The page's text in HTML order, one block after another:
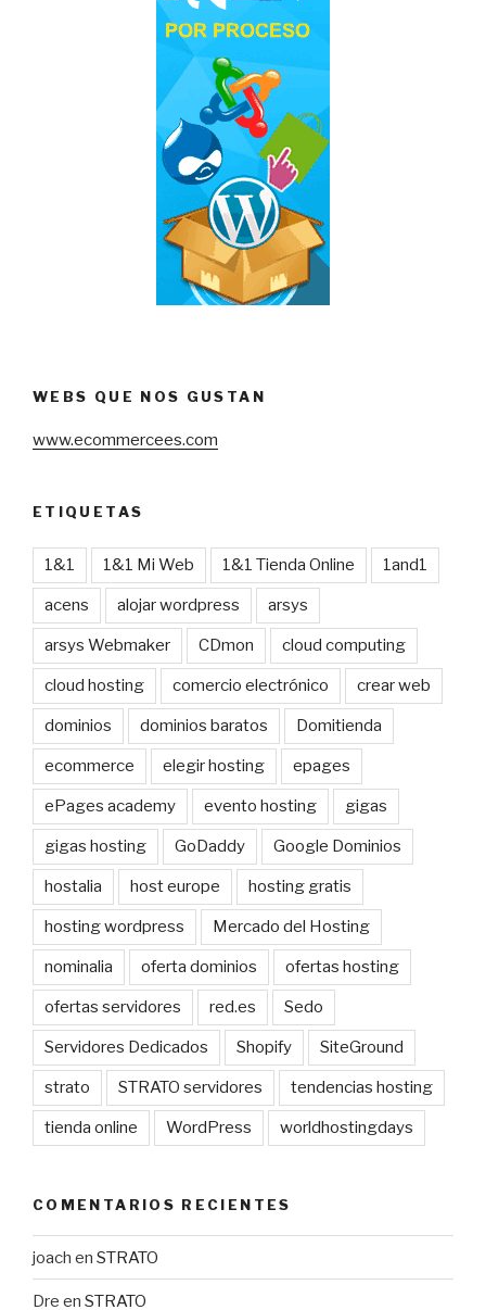
WEBS QUE NOS GUSTAN
www.ecommercees.com
ETIQUETAS
1&1 1&1 Mi Web 1&1 Tienda Online 1and1
acens alojar wordpress arsys
arsys Webmaker CDmon cloud computing
cloud hosting comercio electrónico crear web
dominios dominios baratos Domitienda
ecommerce elegir hosting epages
ePages academy evento hosting gigas
gigas hosting GoDaddy Google Dominios
hostalia host europe hosting gratis
hosting wordpress Mercado del Hosting
nominalia oferta dominios ofertas hosting
ofertas servidores red.es Sedo
Servidores Dedicados Shopify SiteGround
strato STRATO servidores tendencias hosting
tienda online WordPress worldhostingdays
COMENTARIOS RECIENTES
joach en STRATO
Dre en STRATO